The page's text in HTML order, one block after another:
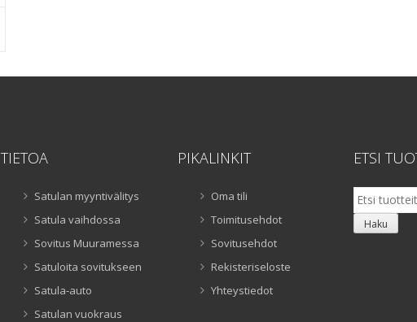
TIETOA
Satulan myyntivälitys
Satula vaihdossa
Sovitus Muuramessa
Satuloita sovitukseen
Satula-auto
Satulan vuokraus
PIKALINKIT
Oma tili
Toimitusehdot
Sovitusehdot
Rekisteriseloste
Yhteystiedot
ETSI
Etsi:
Haku